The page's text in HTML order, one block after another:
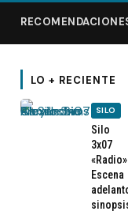
LO + RECIENTE
SILO
Silo
3x07
Escena